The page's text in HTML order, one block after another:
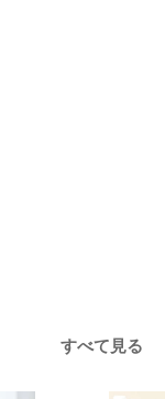
すべて見る